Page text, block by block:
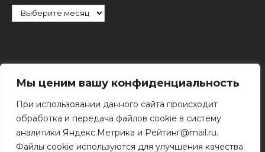
Мы ценим вашу конфиденциальность
При использовании данного сайта происходит
обработка и передача файлов cookie в систему
аналитики Яндекс.Метрика и Рейтинг@mail.ru.
Файлы cookie используются для улучшения качества